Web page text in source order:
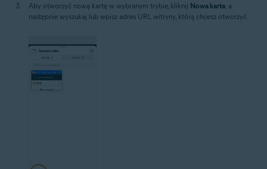
Aby otworzyć nową kartę w wybranym trybie, kliknij Nowa karta , a
następnie wyszukaj lub wpisz adres URL witryny, którą chcesz otworzyć.